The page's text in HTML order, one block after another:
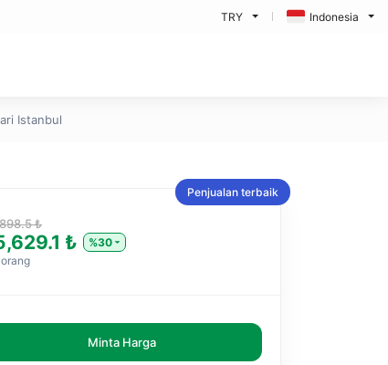
TRY Indonesia
Istanbul
Penjualan terbaik
₺
₺
%30
Minta Harga